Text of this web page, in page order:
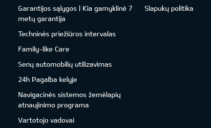
Garantijos sąlygos | Kia gamyklinė 7
metų garantija
Techninės priežiūros intervalas
Family-like Care
Senų automobilių utilizavimas
24h Pagalba kelyje
Navigacinės sistemos žemėlapių
atnaujinimo programa
Vartotojo vadovai
Slapukų politika